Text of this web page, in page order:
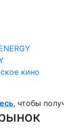
кино
, чтобы